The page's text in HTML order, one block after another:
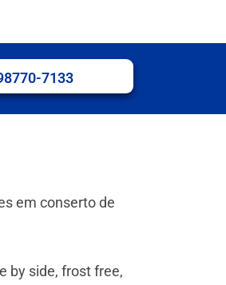
7133
em conserto de
by side, frost free,